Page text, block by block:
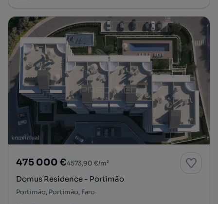
475 000 €4573,90 €/m²
Domus Residence - Portimão
Portimão, Portimão, Faro